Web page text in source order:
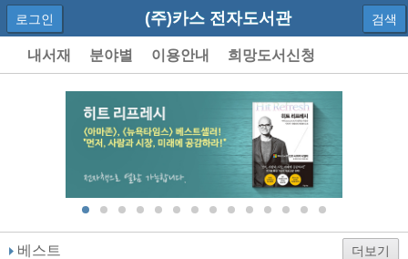
(주)카스 전자도서관
로그인 검색
내서재 분야별 이용안내 희망도서신청
베스트 더보기